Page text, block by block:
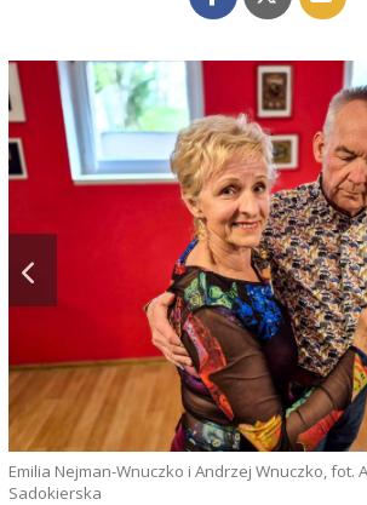
Emilia Nejman-Wnuczko i Andrzej Wnuczko, fot.
Sadokierska